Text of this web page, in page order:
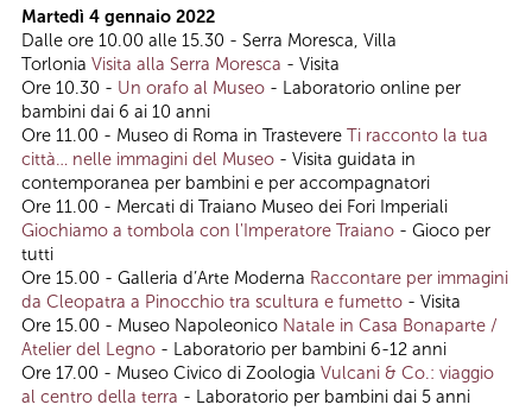
Martedì 4 gennaio 2022
Dalle ore 10.00 alle 15.30 - Serra Moresca, Villa
Torlonia Visita alla Serra Moresca - Visita
Ore 10.30 - Un orafo al Museo - Laboratorio online per
bambini dai 6 ai 10 anni
Ore 11.00 - Museo di Roma in Trastevere Ti racconto la tua
città… nelle immagini del Museo - Visita guidata in
contemporanea per bambini e per accompagnatori
Ore 11.00 - Mercati di Traiano Museo dei Fori Imperiali
Giochiamo a tombola con l'Imperatore Traiano - Gioco per
tutti
Ore 15.00 - Galleria d’Arte Moderna Raccontare per immagini
da Cleopatra a Pinocchio tra scultura e fumetto - Visita
Ore 15.00 - Museo Napoleonico Natale in Casa Bonaparte /
Atelier del Legno - Laboratorio per bambini 6-12 anni
Ore 17.00 - Museo Civico di Zoologia Vulcani & Co.: viaggio
al centro della terra - Laboratorio per bambini dai 5 anni